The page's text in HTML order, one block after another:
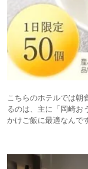
こちらのホテルでは朝
るのは、主に「岡崎お
かけご飯に最適なんで